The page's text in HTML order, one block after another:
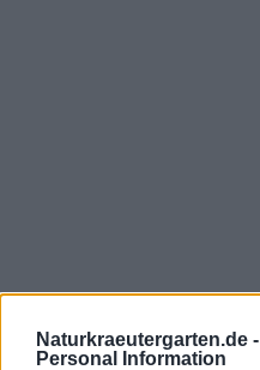
Naturkraeutergarten.de -
Personal Information